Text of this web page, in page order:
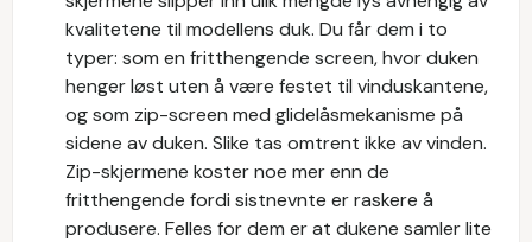
kvalitetene til modellens duk. Du får dem i to
typer: som en fritthengende screen, hvor duken
henger løst uten å være festet til vinduskantene,
og som zip-screen med glidelåsmekanisme på
sidene av duken. Slike tas omtrent ikke av vinden.
Zip-skjermene koster noe mer enn de
fritthengende fordi sistnevnte er raskere å
produsere. Felles for dem er at dukene samler lite